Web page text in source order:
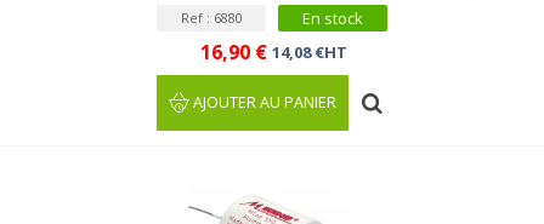
Ref : 6880 En stock
16,90 € 14,08 €HT
AJOUTER AU PANIER